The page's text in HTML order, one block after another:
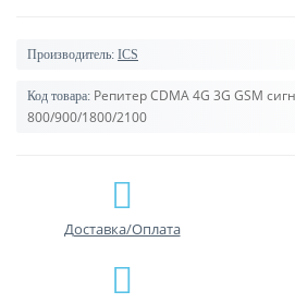
Производитель: ICS
Код товара: Репитер CDMA 4G 3G GSM
800/900/1800/2100
Доставка/Оплата